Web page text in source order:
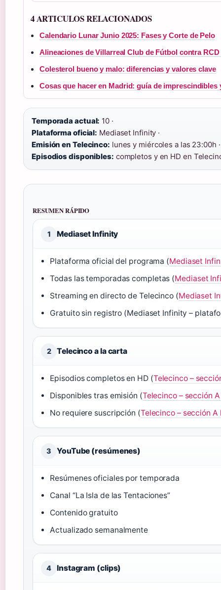
4 ARTICULOS RELACIONADOS
Calendario Lunar Junio 2025: Fases y Corte de Pelo
Alineaciones de Villarreal Club de Fútbol contra
Colesterol bueno y malo: diferencias y valores clave
Cosas que hacer en Madrid: guía de imprescindibles
Temporada actual: 10 ·
Plataforma oficial: Mediaset Infinity ·
Emisión en Telecinco: lunes y miércoles a las 23:00h ·
Episodios disponibles: completos y en HD en
RESUMEN RÁPIDO
1 Mediaset Infinity
Plataforma oficial del programa (Mediaset
Todas las temporadas completas (Mediaset
Streaming en directo de Telecinco (Mediaset
Gratuito sin registro (Mediaset Infinity –
2 Telecinco a la carta
Episodios completos en HD (Telecinco –
Disponibles tras emisión (Telecinco – sección
No requiere suscripción (Telecinco – sección
3 YouTube (resúmenes)
Resúmenes oficiales por temporada
Canal “La Isla de las Tentaciones”
Contenido gratuito
Actualizado semanalmente
4 Instagram (clips)